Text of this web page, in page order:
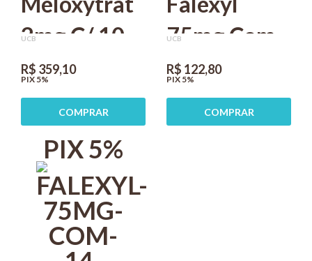
2mg C/ 10
Comprimidos
UCBVET Kit
com 10
UCB
R$ 359,10
PIX 5%
COMPRAR
75mg Com
70
Comprimidos
Para Cães
UCB
R$ 122,80
PIX 5%
COMPRAR
PIX 5%